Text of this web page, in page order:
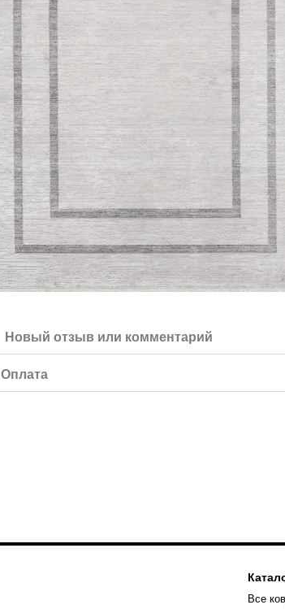
Новый отзыв или комментарий
Оплата
Все